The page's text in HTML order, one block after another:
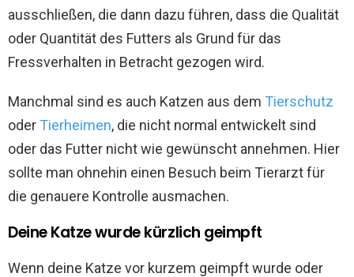
ausschließen, die dann dazu führen, dass die Qualität
oder Quantität des Futters als Grund für das
Fressverhalten in Betracht gezogen wird.
Manchmal sind es auch Katzen aus dem Tierschutz
oder Tierheimen, die nicht normal entwickelt sind
oder das Futter nicht wie gewünscht annehmen. Hier
sollte man ohnehin einen Besuch beim Tierarzt für
die genauere Kontrolle ausmachen.
Deine Katze wurde kürzlich geimpft
Wenn deine Katze vor kurzem geimpft wurde oder